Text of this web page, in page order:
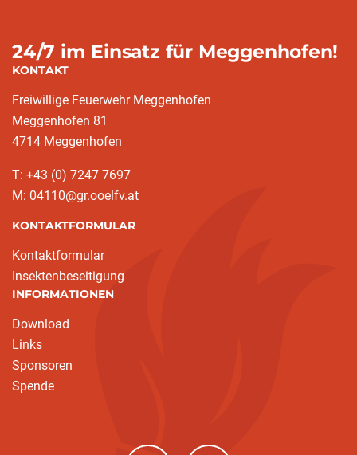
24/7 im Einsatz für Meggenhofen!
KONTAKT
Freiwillige Feuerwehr Meggenhofen
Meggenhofen 81
4714 Meggenhofen
T: +43 (0) 7247 7697
M: 04110@gr.ooelfv.at
KONTAKTFORMULAR
Kontaktformular
Insektenbeseitigung
INFORMATIONEN
Download
Links
Sponsoren
Spende